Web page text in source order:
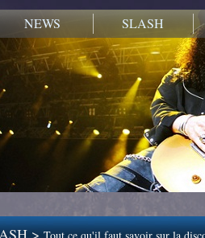
NEWS SLASH
>